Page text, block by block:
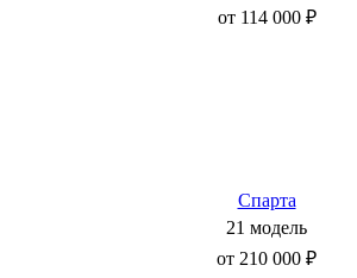
от 114 000 ₽
Спарта
21 модель
от 210 000 ₽